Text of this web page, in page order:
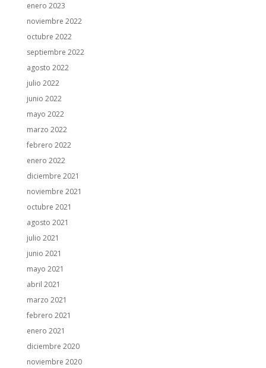
enero 2023
noviembre 2022
octubre 2022
septiembre 2022
agosto 2022
julio 2022
junio 2022
mayo 2022
marzo 2022
febrero 2022
enero 2022
diciembre 2021
noviembre 2021
octubre 2021
agosto 2021
julio 2021
junio 2021
mayo 2021
abril 2021
marzo 2021
febrero 2021
enero 2021
diciembre 2020
noviembre 2020